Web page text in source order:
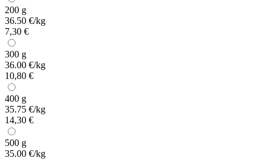
200 g
36.50 €/kg
7,30 €
300 g
36.00 €/kg
10,80 €
400 g
35.75 €/kg
14,30 €
500 g
35.00 €/kg